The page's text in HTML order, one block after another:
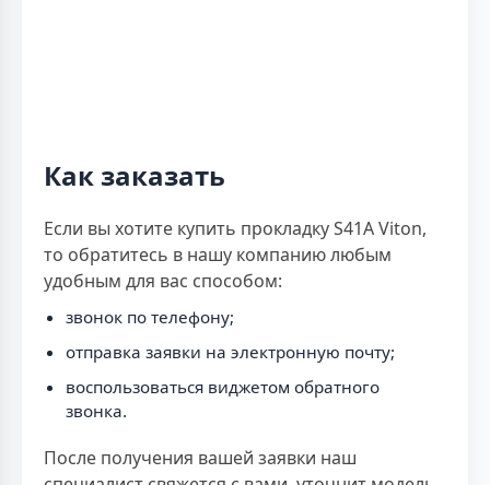
Как заказать
Если вы хотите купить прокладку S41A Viton,
то обратитесь в нашу компанию любым
удобным для вас способом:
звонок по телефону;
отправка заявки на электронную почту;
воспользоваться виджетом обратного
звонка.
После получения вашей заявки наш